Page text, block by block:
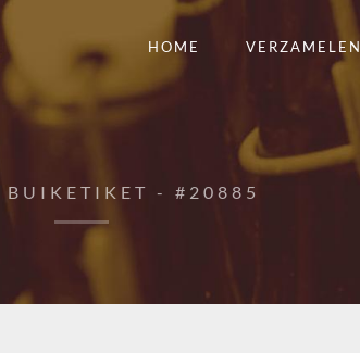
HOME VERZAMELEN
BUIKETIKET - #20885